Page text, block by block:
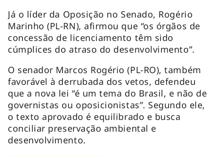
Já o líder da Oposição no Senado, Rogério
Marinho (PL-RN), afirmou que “os órgãos de
concessão de licenciamento têm sido
cúmplices do atraso do desenvolvimento”.
O senador Marcos Rogério (PL-RO), também
favorável à derrubada dos vetos, defendeu
que a nova lei “é um tema do Brasil, e não de
governistas ou oposicionistas”. Segundo ele,
o texto aprovado é equilibrado e busca
conciliar preservação ambiental e
desenvolvimento.